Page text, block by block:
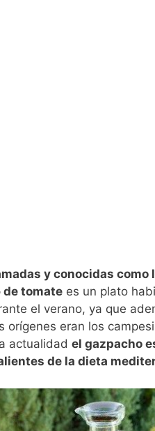
y conocidas como
de tomate es un plato
el verano, ya que
orígenes eran los
actualidad el gazpacho
de la dieta